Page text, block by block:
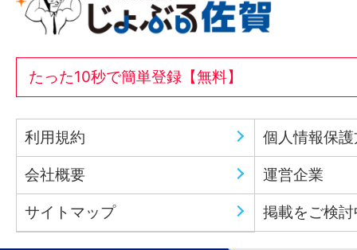
たった10秒で簡単登録【無料】
利用規約 個人情報保
会社概要 運営企業
サイトマップ 掲載をご検